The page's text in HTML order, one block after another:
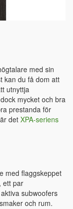
med sin
kan du få dom att
utnyttja
mycket och bra
prestanda för
det XPA-seriens
med flaggskeppet
ett par
subwoofers
och rum.